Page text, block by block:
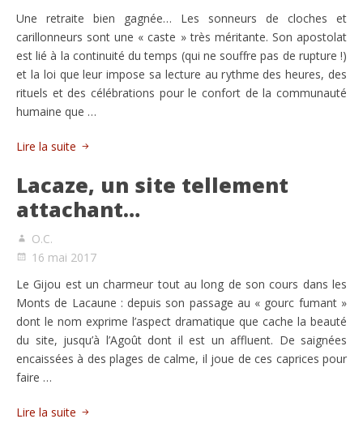
Une retraite bien gagnée… Les sonneurs de cloches et
carillonneurs sont une « caste » très méritante. Son apostolat
est lié à la continuité du temps (qui ne souffre pas de rupture !)
et la loi que leur impose sa lecture au rythme des heures, des
rituels et des célébrations pour le confort de la communauté
humaine que …
Lire la suite
Lacaze, un site tellement
attachant…
O.C.
16 mai 2017
Le Gijou est un charmeur tout au long de son cours dans les
Monts de Lacaune : depuis son passage au « gourc fumant »
dont le nom exprime l’aspect dramatique que cache la beauté
du site, jusqu’à l’Agoût dont il est un affluent. De saignées
encaissées à des plages de calme, il joue de ces caprices pour
faire …
Lire la suite